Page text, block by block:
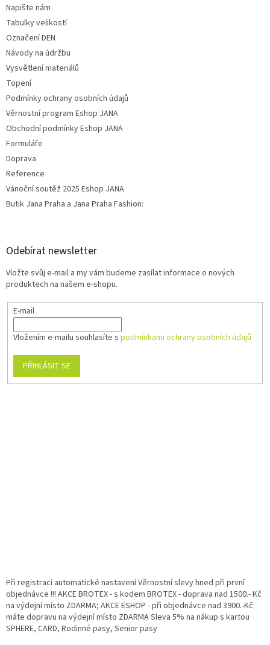
Napište nám
Tabulky velikostí
Označení DEN
Návody na údržbu
Vysvětlení materiálů
Topení
Podmínky ochrany osobních údajů
Věrnostní program Eshop JANA
Obchodní podmínky Eshop JANA
Formuláře
Doprava
Reference
Vánoční soutěž 2025 Eshop JANA
Butik Jana Praha a Jana Praha Fashion:
Odebírat newsletter
Vložte svůj e-mail a my vám budeme zasílat informace o nových
produktech na našem e-shopu.
E-mail
Vložením e-mailu souhlasíte s podmínkami ochrany osobních údajů
PŘIHLÁSIT SE
Při registraci automatické nastavení Věrnostní slevy hned při první
objednávce !!! AKCE BROTEX - s kodem BROTEX - doprava nad 1500.- Kč
na výdejní místo ZDARMA; AKCE ESHOP - při objednávce nad 3900.-Kč
máte dopravu na výdejní místo ZDARMA Sleva 5% na nákup s kartou
SPHERE, CARD, Rodinné pasy, Senior pasy